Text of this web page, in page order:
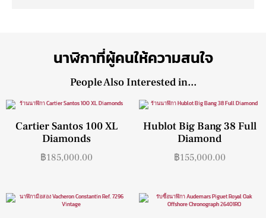
นาฬิกาที่ผู้คนให้ความสนใจ
People Also Interested in...
Cartier Santos 100 XL
Diamonds
฿185,000.00
Hublot Big Bang 38 Full
Diamond
฿155,000.00